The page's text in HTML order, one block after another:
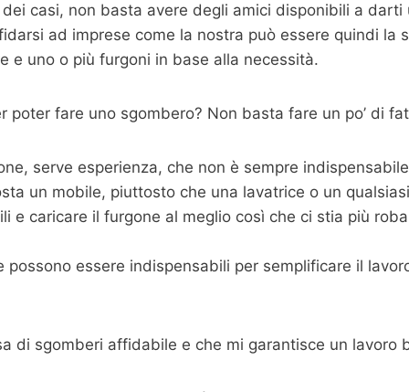
casi, non basta avere degli amici disponibili a
ad imprese come la nostra può essere quindi la
e uno o più furgoni in base alla necessità.
poter fare uno sgombero? Non basta fare un po’ di
serve esperienza, che non è sempre
un mobile, piuttosto che una lavatrice o un
e caricare il furgone al meglio così che ci stia più
possono essere indispensabili per semplificare il
di sgomberi affidabile e che mi garantisce un lavoro